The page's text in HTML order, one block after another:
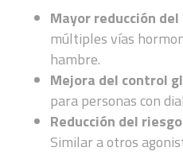
Mayor reducción
múltiples vías
hambre.
Mejora del control
para personas con
Reducción del
Similar a otros